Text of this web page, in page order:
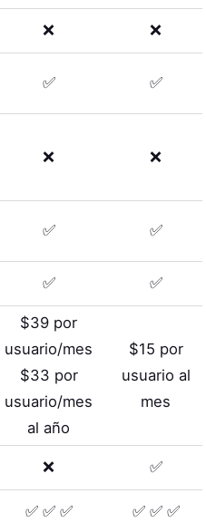
❌ ❌
✅ ✅
❌ ❌
✅ ✅
✅ ✅
$39 por
usuario/mes
$33 por
usuario/mes
al año
$15 por
usuario al
mes
❌ ✅
✅ ✅ ✅ ✅ ✅ ✅